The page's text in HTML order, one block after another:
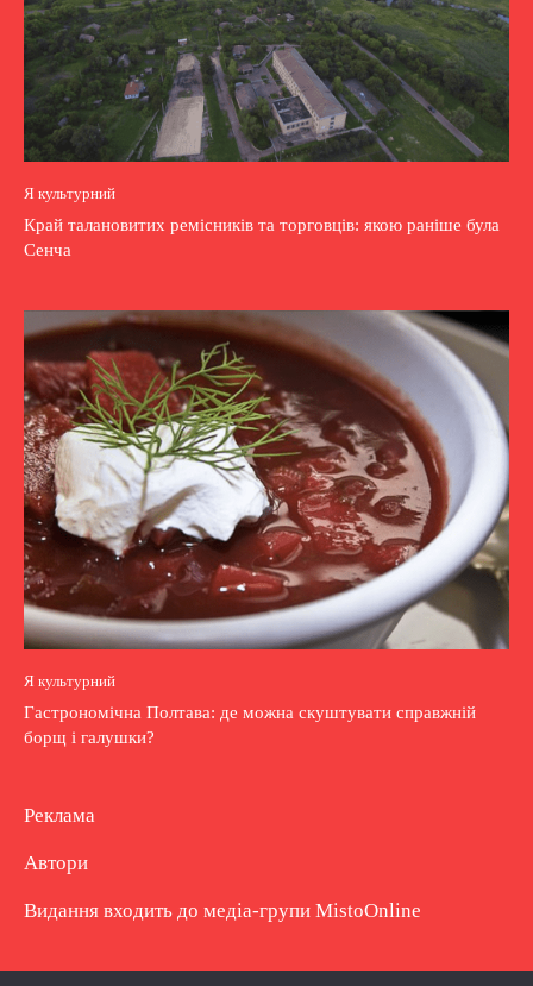
Я культурний
Край талановитих ремісників та торговців: якою раніше була
Сенча
Я культурний
Гастрономічна Полтава: де можна скуштувати справжній
борщ і галушки?
Реклама
Автори
Видання входить до медіа-групи MistoOnline